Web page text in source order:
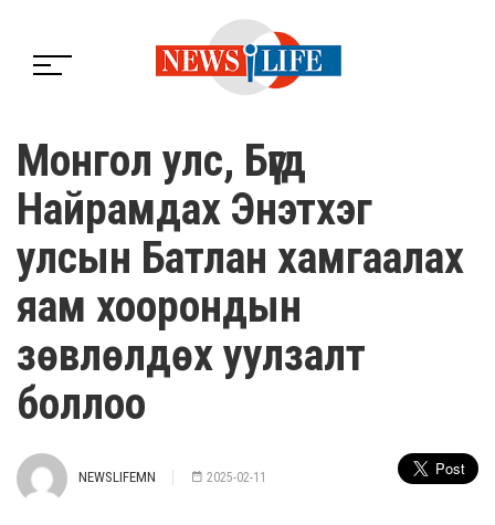
Монгол улс, Бүгд
Найрамдах Энэтхэг
улсын Батлан хамгаалах
яам хоорондын
зөвлөлдөх уулзалт
боллоо
NEWSLIFEMN 2025-02-11